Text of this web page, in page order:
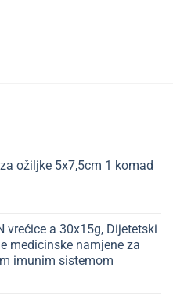
ožiljke 5x7,5cm 1 komad
vrećice a 30x15g, Dijetetski
medicinske namjene za
imunim sistemom